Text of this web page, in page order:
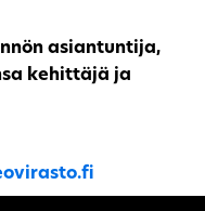
asiantuntija,
kehittäjä ja